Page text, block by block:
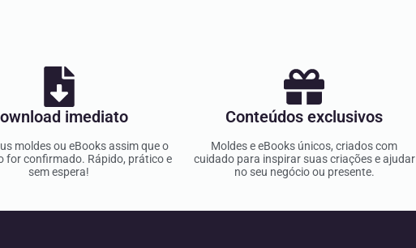
imediato
moldes ou eBooks assim que o
for confirmado. Rápido, prático e
sem espera!
Conteúdos exclusivos
Moldes e eBooks únicos, criados com
cuidado para inspirar suas criações e ajudar
no seu negócio ou presente.